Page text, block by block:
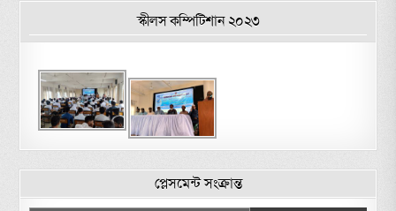
স্কীলস কম্পিটিশান ২০২৩
প্লেসমেন্ট সংক্রান্ত